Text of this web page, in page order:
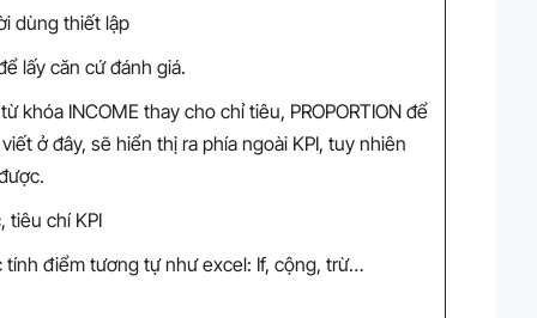
dùng thiết lập
lấy căn cứ đánh giá.
khóa INCOME thay cho chỉ tiêu, PROPORTION để
ở đây, sẽ hiển thị ra phía ngoài KPI, tuy nhiên
tiêu chí KPI
tính điểm tương tự như excel: If, cộng, trừ…